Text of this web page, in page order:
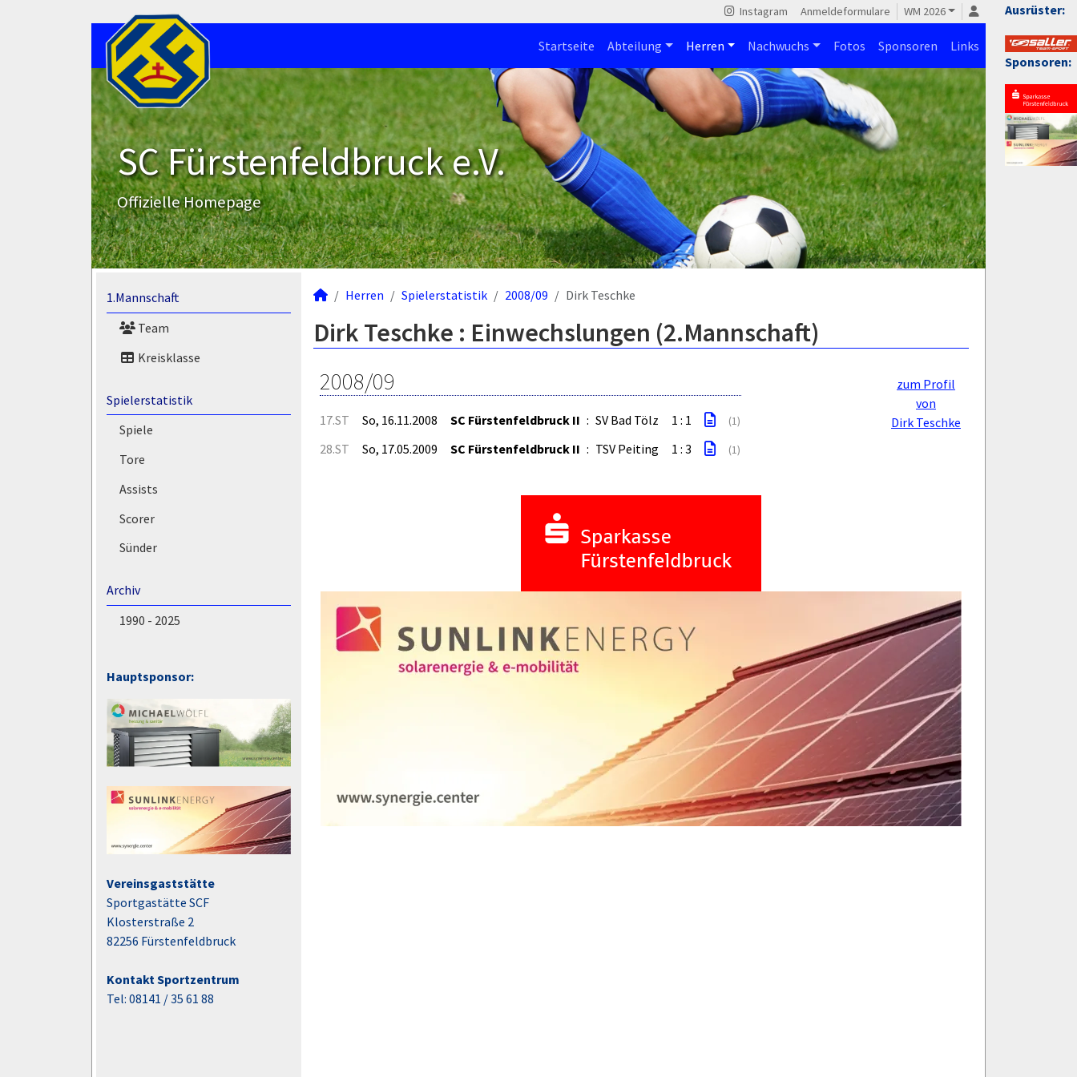
Ausrüster:
Sponsoren:
Instagram Anmeldeformulare WM 2026
Startseite Abteilung Herren Nachwuchs Fotos Sponsoren Links
SC Fürstenfeldbruck e.V.
Offizielle Homepage
1.Mannschaft
Team
Kreisklasse
Spielerstatistik
Spiele
Tore
Assists
Scorer
Sünder
Archiv
1990 - 2025
Hauptsponsor:
Vereinsgaststätte
Sportgastätte SCF
Klosterstraße 2
82256 Fürstenfeldbruck
Kontakt Sportzentrum
Tel: 08141 / 35 61 88
Herren Spielerstatistik 2008/09 Dirk Teschke
Dirk Teschke : Einwechslungen (2.Mannschaft)
zum Profil
von
Dirk Teschke
2008/09
17.ST So, 16.11.2008 SC Fürstenfeldbruck II : SV Bad Tölz 1 : 1 (1)
28.ST So, 17.05.2009 SC Fürstenfeldbruck II : TSV Peiting 1 : 3 (1)